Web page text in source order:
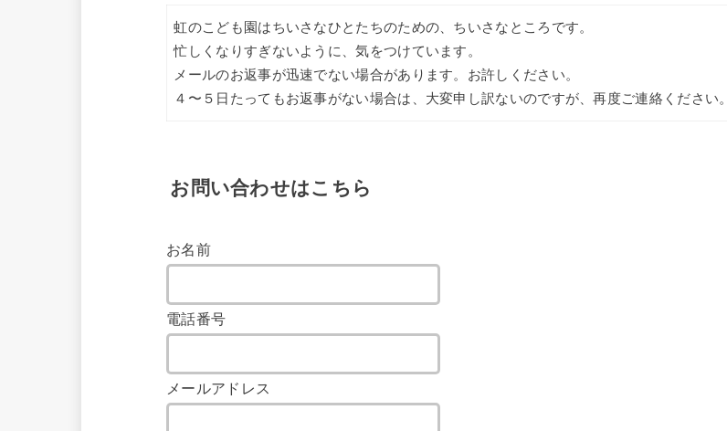
虹のこども園はちいさなひとたちのための、ちいさなところです。
忙しくなりすぎないように、気をつけています。
メールのお返事が迅速でない場合があります。お許しください。
４〜５日たってもお返事がない場合は、大変申し訳ないのですが、再度ご連絡ください。
お問い合わせはこちら
お名前
電話番号
メールアドレス